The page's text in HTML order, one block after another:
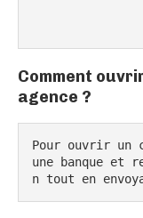
Comment
agence ?
Pour ouvrir un
une banque et
n tout en